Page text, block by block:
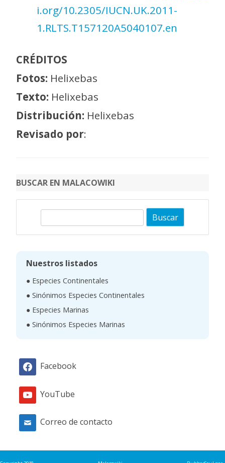
i.org/10.2305/IUCN.UK.2011-
1.RLTS.T157120A5040107.en
CRÉDITOS
Fotos: Helixebas
Texto: Helixebas
Distribución: Helixebas
Revisado por:
BUSCAR EN MALACOWIKI
Nuestros listados
● Especies Continentales
● Sinónimos Especies Continentales
● Especies Marinas
● Sinónimos Especies Marinas
Facebook
YouTube
Correo de contacto